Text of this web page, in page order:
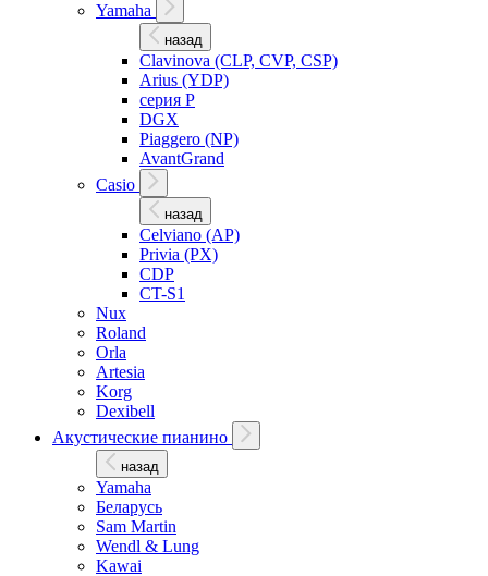
Yamaha
назад
Clavinova (CLP, CVP, CSP)
Arius (YDP)
серия P
DGX
Piaggero (NP)
AvantGrand
Casio
назад
Celviano (AP)
Privia (PX)
CDP
CT-S1
Nux
Roland
Orla
Artesia
Korg
Dexibell
Акустические пианино
назад
Yamaha
Беларусь
Sam Martin
Wendl & Lung
Kawai